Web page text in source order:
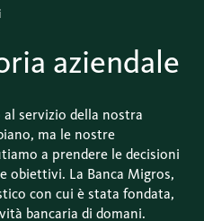
aziendale
servizio della nostra
ma le nostre
a prendere le decisioni
obiettivi. La Banca Migros,
con cui è stata fondata,
bancaria di domani.